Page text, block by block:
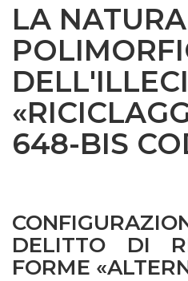
LA NATURA
648-BIS
DELITTO DI
FORME